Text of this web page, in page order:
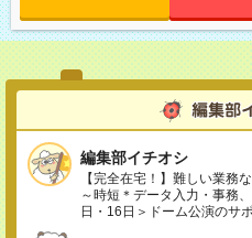
編集部イチオシ
【完全在宅！】難しい業務
～時短＊データ入力・事務
日・16日＞ドーム公演のサ